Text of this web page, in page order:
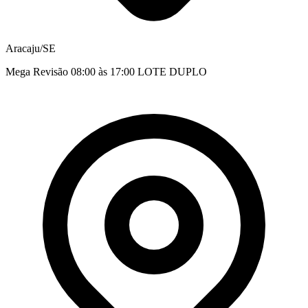
Aracaju/SE
Mega Revisão 08:00 às 17:00 LOTE DUPLO